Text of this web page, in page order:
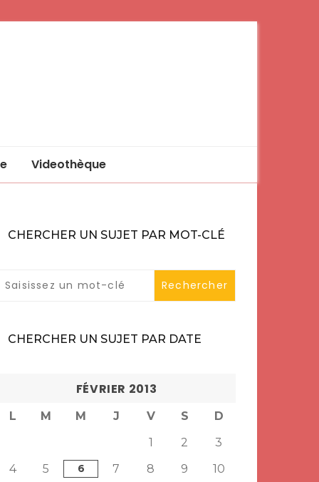
Videothèque
CHERCHER UN SUJET PAR MOT-CLÉ
CHERCHER UN SUJET PAR DATE
FÉVRIER 2013
L M M J V S
D
1
2
3
4
5 6 7 8 9
10